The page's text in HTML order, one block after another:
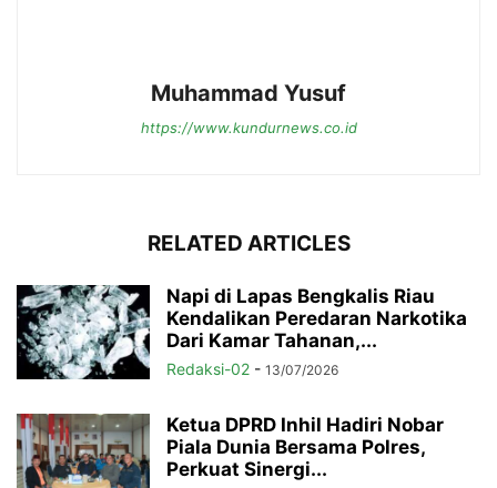
Muhammad Yusuf
https://www.kundurnews.co.id
RELATED ARTICLES
Napi di Lapas Bengkalis Riau
Kendalikan Peredaran Narkotika
Dari Kamar Tahanan,...
Redaksi-02 - 13/07/2026
Ketua DPRD Inhil Hadiri Nobar
Piala Dunia Bersama Polres,
Perkuat Sinergi...